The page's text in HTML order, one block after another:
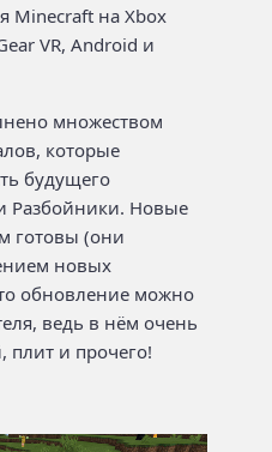
Minecraft на Xbox
VR, Android и
множеством
которые
будущего
Разбойники. Новые
готовы (они
новых
обновление можно
ведь в нём очень
плит и прочего!